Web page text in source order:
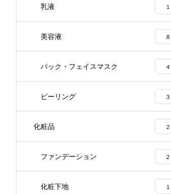
乳液 1
美容液 8
パック・フェイスマスク 4
ピーリング 3
化粧品 2
ファンデーション 2
化粧下地 1